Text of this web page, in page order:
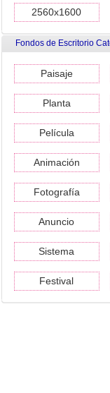
2560x1600
Fondos de Escritorio
Paisaje
Planta
Película
Animación
Fotografía
Anuncio
Sistema
Festival